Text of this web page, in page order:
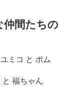
仲間たちの
ミコ と ポム
と 福ちゃん